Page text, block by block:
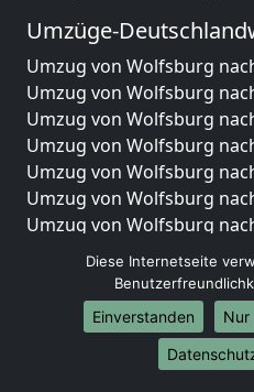
Umzüge-
Umzug von Wolfsburg
Umzug von Wolfsburg
Umzug von Wolfsburg
Umzug von Wolfsburg
Umzug von Wolfsburg
Umzug von Wolfsburg
Umzug von Wolfsburg
Umzug von Wolfsburg
Umzug von Wolfsburg
Umzug von Wolfsburg
Umzug von Wolfsburg
Umzug von Wolfsburg
Diese Internetseite
Einverstanden
Nur